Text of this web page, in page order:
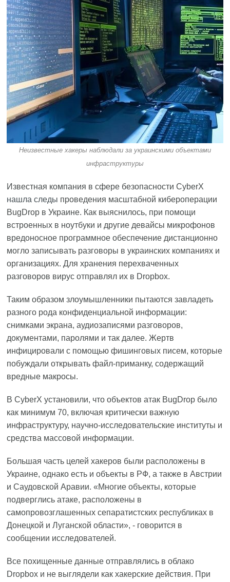
Неизвестные хакеры наблюдали за украинскими объектами
инфраструктуры
Известная компания в сфере безопасности CyberX
нашла следы проведения масштабной кибероперации
BugDrop в Украине. Как выяснилось, при помощи
встроенных в ноутбуки и другие девайсы микрофонов
вредоносное программное обеспечение дистанционно
могло записывать разговоры в украинских компаниях и
организациях. Для хранения перехваченных
разговоров вирус отправлял их в Dropbox.
Таким образом злоумышленники пытаются завладеть
разного рода конфиденциальной информации:
снимками экрана, аудиозаписями разговоров,
документами, паролями и так далее. Жертв
инфицировали с помощью фишинговых писем, которые
побуждали открывать файл-приманку, содержащий
вредные макросы.
В CyberX установили, что объектов атак BugDrop было
как минимум 70, включая критически важную
инфраструктуру, научно-исследовательские институты и
средства массовой информации.
Большая часть целей хакеров были расположены в
Украине, однако есть и объекты в РФ, а также в Австрии
и Саудовской Аравии. «Многие объекты, которые
подверглись атаке, расположены в
самопровозглашенных сепаратистских республиках в
Донецкой и Луганской области», - говорится в
сообщении исследователей.
Все похищенные данные отправлялись в облако
Dropbox и не выглядели как хакерские действия. При